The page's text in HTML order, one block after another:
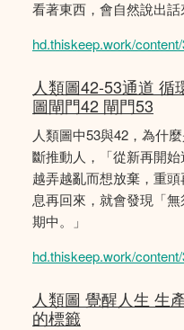
看著東西，會自然說出話
hd.thiskeep.work/
人類圖42-53通道
圖閘門42 閘門53
人類圖中53與42，為什
斷推動人，「從新再開
越弄越亂而想放棄，重
息再回來，就會發現「
期中。」
hd.thiskeep.work/
人類圖 覺醒人生 生
的標籤